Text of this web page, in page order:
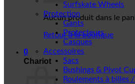
Aucun produit dans le
Retour à la boutique
0
Chariot
Surfskate Wheels
Protection
Gants
Protecteurs
Casques
Accessoires
Sacs
Bushings & Pivot
Roulements à billes